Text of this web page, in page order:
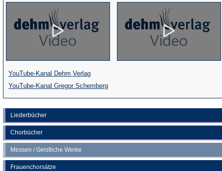
Liederbücher
Chorbücher
Messen / Geistliche Werke
Frauenchorsätze
YouTube-Kanal Dehm Verlag(Öffnet
in
einem
neuen
Tab)
YouTube-Kanal Gregor Schemberg(Öffnet
in
einem
neuen